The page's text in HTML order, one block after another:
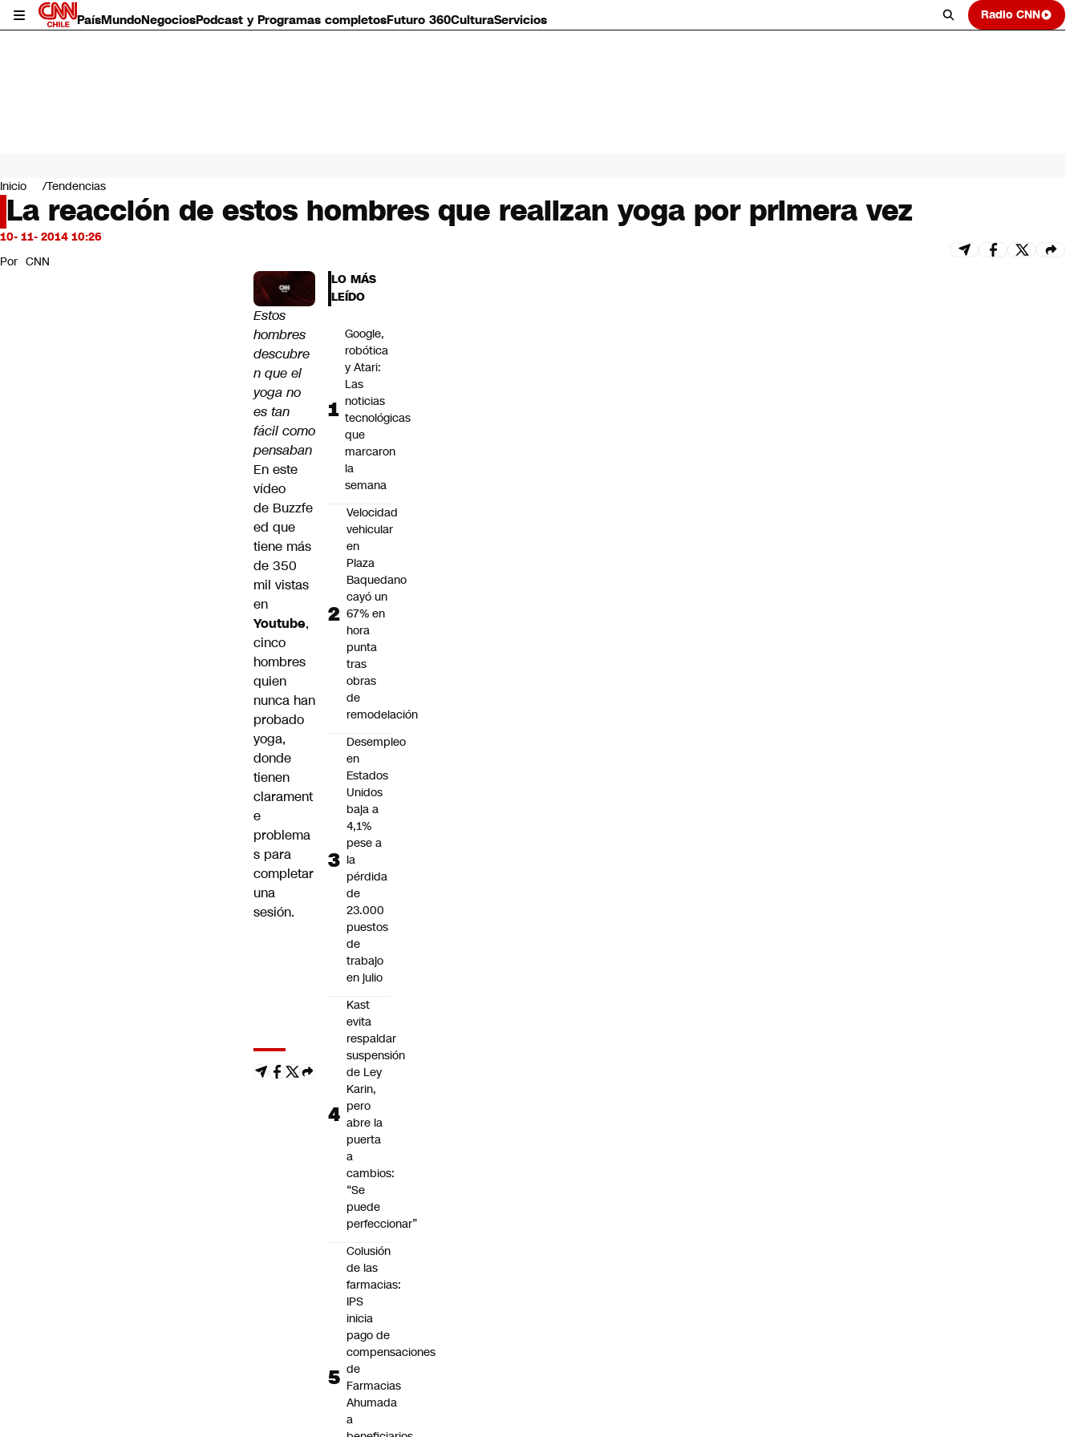
PaísMundoNegociosPodcast y Programas completosFuturo 360CulturaServicios Radio CNN
Mundo
Negocios
Deportes
Programas completos
Servicios
Inicio Tendencias
La reacción de estos hombres que realizan yoga por primera vez
10- 11- 2014 10:26
Por CNN
Estos
hombres
descubre
n que el
yoga no
es tan
fácil como
pensaban
En este
vídeo
de Buzzfe
ed que
tiene más
de 350
mil vistas
en
Youtube,
cinco
hombres
quien
nunca han
probado
yoga,
donde
tienen
clarament
e
problema
s para
completar
una
sesión.
LO MÁS
LEÍDO
Google,
robótica
y Atari:
Las
noticias
tecnológicas
que
marcaron
la
semana
Velocidad
vehicular
en
Plaza
Baquedano
cayó un
67% en
hora
punta
tras
obras
de
remodelación
Desempleo
en
Estados
Unidos
baja a
4,1%
pese a
la
pérdida
de
23.000
puestos
de
trabajo
en julio
Kast
evita
respaldar
suspensión
de Ley
Karin,
pero
abre la
puerta
a
cambios:
“Se
puede
perfeccionar”
Colusión
de las
farmacias:
IPS
inicia
pago de
compensaciones
de
Farmacias
Ahumada
a